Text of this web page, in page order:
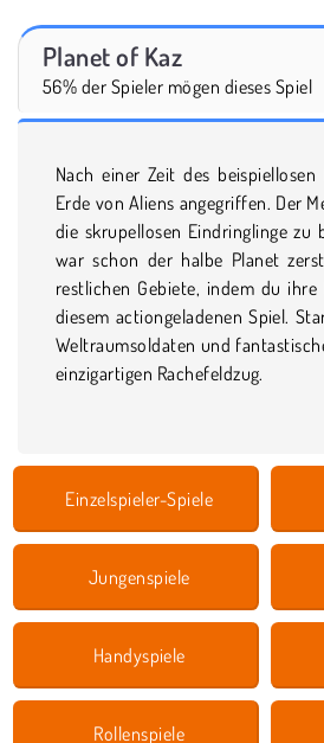
Planet of Kaz
56% der Spieler mögen dieses Spiel
Nach einer Zeit des
Erde von Aliens angegriffen. Der
die skrupellosen Eindringlinge zu
war schon der halbe Planet
restlichen Gebiete, indem du
diesem actiongeladenen Spiel.
Weltraumsoldaten und
einzigartigen Rachefeldzug.
Einzelspieler-Spiele
Jungenspiele
Handyspiele
Rollenspiele